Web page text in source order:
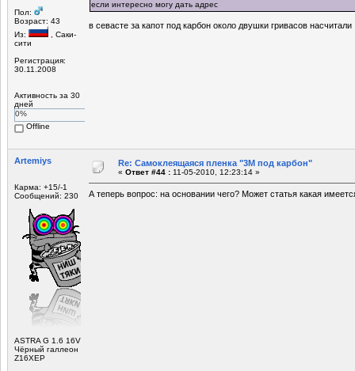
Пол:
Возраст: 43
Из:
, Саки-
сити
Регистрация:
30.11.2008
Активность за 30
дней
0%
Offline
если интересно могу дать адрес
в севасте за капот под карбон около двушки гривасов насчитали
Artemiys
Карма: +15/-1
Сообщений: 230
ASTRA G 1.6 16V
Чёрный галлеон
Z16ХЕР
Re: Самоклеящаяся пленка "3М под карбон"
« Ответ #44 : 11-05-2010, 12:23:14 »
А теперь вопрос: на основании чего? Может статья какая